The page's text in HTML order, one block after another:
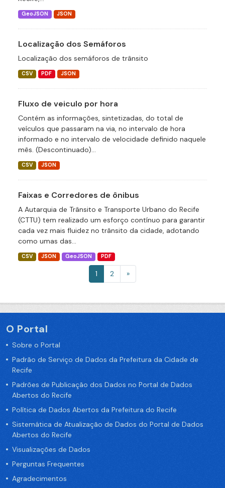
GeoJSON JSON
Localização dos Semáforos
Localização dos semáforos de trânsito
CSV PDF JSON
Fluxo de veiculo por hora
Contém as informações, sintetizadas, do total de
veículos que passaram na via, no intervalo de hora
informado e no intervalo de velocidade definido naquele
mês. (Descontinuado)...
CSV JSON
Faixas e Corredores de ônibus
A Autarquia de Trânsito e Transporte Urbano do Recife
(CTTU) tem realizado um esforço contínuo para garantir
cada vez mais fluidez no trânsito da cidade, adotando
como umas das...
CSV JSON GeoJSON PDF
1 2 »
O Portal
Sobre o Portal
Padrão de Serviço de Dados da Prefeitura da Cidade de
Recife
Padrões de Publicação dos Dados no Portal de Dados
Abertos do Recife
Política de Dados Abertos da Prefeitura do Recife
Sistemática de Atualização de Dados do Portal de Dados
Abertos do Recife
Visualizações de Dados
Perguntas Frequentes
Agradecimentos